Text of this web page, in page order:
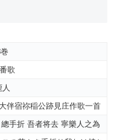
歌
人
伴宿祢稲公跡見庄作歌一首
手折 吾者将去 寧樂人之為